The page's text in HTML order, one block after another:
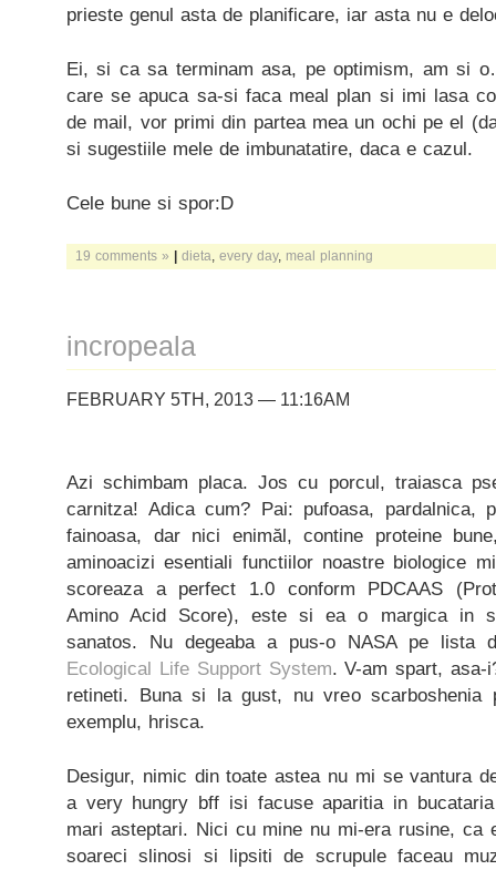
prieste genul asta de planificare, iar asta nu e
Ei, si ca sa terminam asa, pe optimism, am si
care se apuca sa-si faca meal plan si imi lasa
de mail, vor primi din partea mea un ochi pe el
si sugestiile mele de imbunatatire, daca e cazul.
Cele bune si spor:D
19 comments » | dieta every day, meal planning
incropeala
FEBRUARY 5TH, 2013 — 11:16AM
Azi schimbam placa. Jos cu porcul, traiasca
carnitza! Adica cum? Pai: pufoasa, pardalnica,
fainoasa, dar nici enimăl, contine proteine
aminoacizi esentiali functiilor noastre biologice
scoreaza a perfect 1.0 conform PDCAAS
Amino Acid Score), este si ea o margica in
sanatos. Nu degeaba a pus-o NASA pe lista
Ecological Life Support System. V-am spart,
retineti. Buna si la gust, nu vreo scarboshenia
exemplu, hrisca.
Desigur, nimic din toate astea nu mi se vantura
a very hungry bff isi facuse aparitia in
mari asteptari. Nici cu mine nu mi-era rusine, ca
soareci slinosi si lipsiti de scrupule faceau